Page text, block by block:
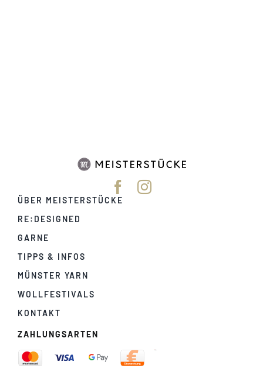
ÜBER MEISTERSTÜCKE
RE:DESIGNED
GARNE
TIPPS & INFOS
MÜNSTER YARN
WOLLFESTIVALS
KONTAKT
ZAHLUNGSARTEN